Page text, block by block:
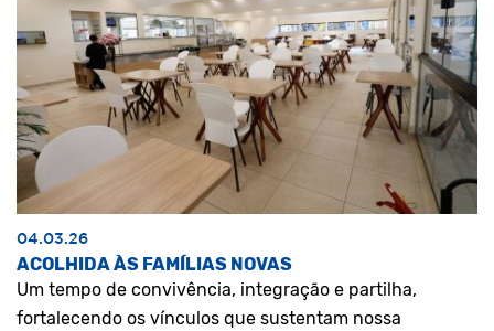
04.03.26
ACOLHIDA ÀS FAMÍLIAS NOVAS
Um tempo de convivência, integração e partilha,
fortalecendo os vínculos que sustentam nossa